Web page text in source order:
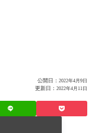
公開日： 2022年4月9日
更新日： 2022年4月11日